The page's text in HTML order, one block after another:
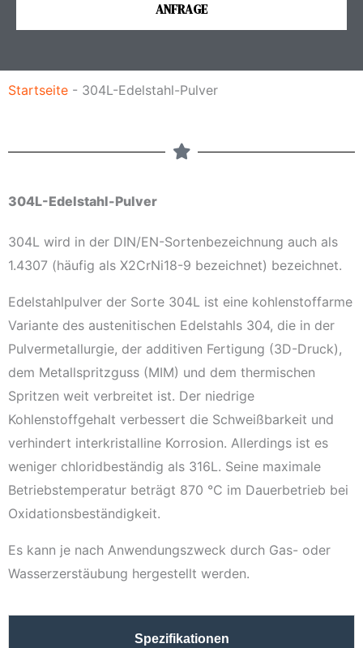
i
c
ANFRAGE
Startseite - 304L-Edelstahl-Pulver
304L-Edelstahl-Pulver
304L wird in der DIN/EN-Sortenbezeichnung auch als
1.4307 (häufig als X2CrNi18-9 bezeichnet) bezeichnet.
Edelstahlpulver der Sorte 304L ist eine kohlenstoffarme
Variante des austenitischen Edelstahls 304, die in der
Pulvermetallurgie, der additiven Fertigung (3D-Druck),
dem Metallspritzguss (MIM) und dem thermischen
Spritzen weit verbreitet ist. Der niedrige
Kohlenstoffgehalt verbessert die Schweißbarkeit und
verhindert interkristalline Korrosion. Allerdings ist es
weniger chloridbeständig als 316L. Seine maximale
Betriebstemperatur beträgt 870 °C im Dauerbetrieb bei
Oxidationsbeständigkeit.
Es kann je nach Anwendungszweck durch Gas- oder
Wasserzerstäubung hergestellt werden.
Spezifikationen